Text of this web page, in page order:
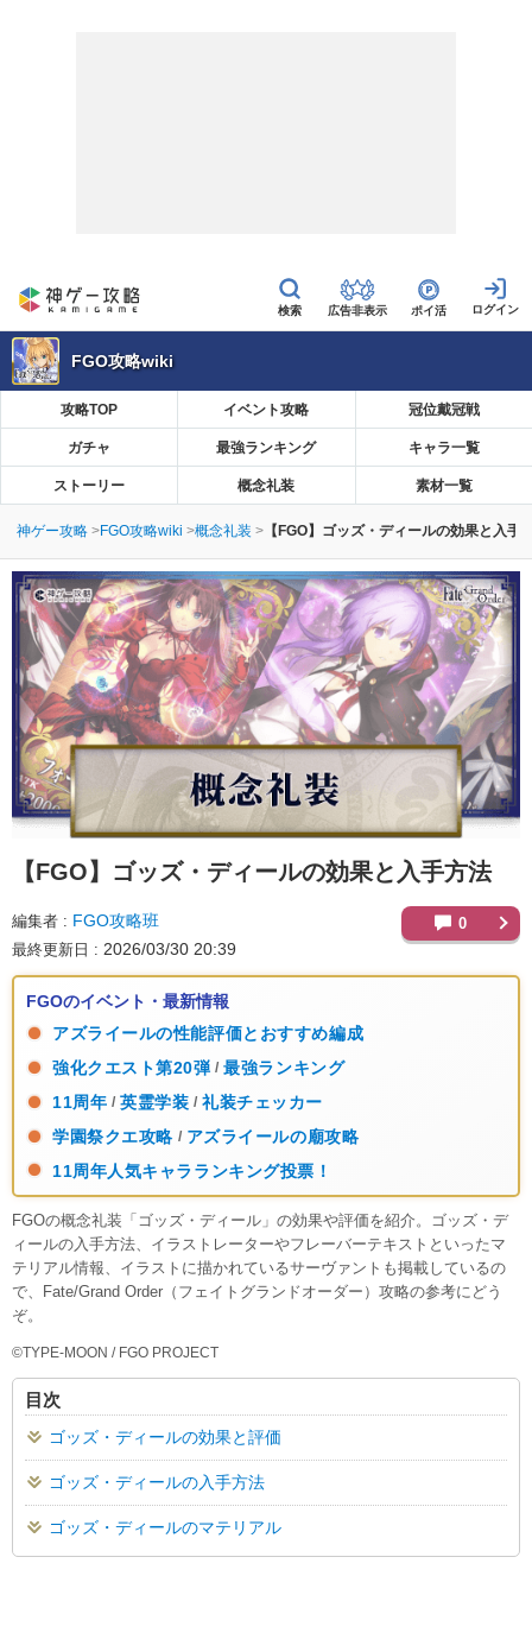
広告非表示 ポイ活
FGO攻略wiki
攻略TOP イベント攻略 冠位戴冠戦
ガチャ 最強ランキング キャラ一覧
ストーリー 概念礼装 素材一覧
神ゲー攻略 FGO攻略wiki 概念礼装 【FGO】ゴッズ・ディールの効果と入手
【FGO】 ゴッズ・ディールの効果と入手方法
編集者 FGO攻略班
最終更新日 2026/03/30 20:39
0
FGOのイベント・最新情報
アズライールの性能評価とおすすめ編成
強化クエスト第20弾 / 最強ランキング
11周年 / 英霊学装 / 礼装チェッカー
学園祭クエ攻略 / アズライールの廟攻略
11周年人気キャラランキング投票！
FGOの概念礼装「ゴッズ・ディール」の効果や評価を紹介。ゴッズ・デ
ィールの入手方法、イラストレーターやフレーバーテキストといったマ
テリアル情報、イラストに描かれているサーヴァントも掲載しているの
で、Fate/Grand Order（フェイトグランドオーダー）攻略の参考にどう
ぞ。
©TYPE-MOON / FGO PROJECT
目次
ゴッズ・ディールの効果と評価
ゴッズ・ディールの入手方法
ゴッズ・ディールのマテリアル